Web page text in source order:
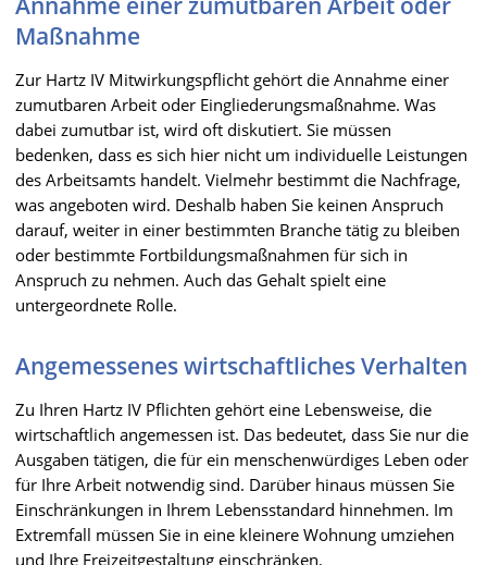
Maßnahme
Zur Hartz IV Mitwirkungspflicht gehört die Annahme einer
zumutbaren Arbeit oder Eingliederungsmaßnahme. Was
dabei zumutbar ist, wird oft diskutiert. Sie müssen
bedenken, dass es sich hier nicht um individuelle Leistungen
des Arbeitsamts handelt. Vielmehr bestimmt die Nachfrage,
was angeboten wird. Deshalb haben Sie keinen Anspruch
darauf, weiter in einer bestimmten Branche tätig zu bleiben
oder bestimmte Fortbildungsmaßnahmen für sich in
Anspruch zu nehmen. Auch das Gehalt spielt eine
untergeordnete Rolle.
Angemessenes wirtschaftliches Verhalten
Zu Ihren Hartz IV Pflichten gehört eine Lebensweise, die
wirtschaftlich angemessen ist. Das bedeutet, dass Sie nur die
Ausgaben tätigen, die für ein menschenwürdiges Leben oder
für Ihre Arbeit notwendig sind. Darüber hinaus müssen Sie
Einschränkungen in Ihrem Lebensstandard hinnehmen. Im
Extremfall müssen Sie in eine kleinere Wohnung umziehen
und Ihre Freizeitgestaltung einschränken.